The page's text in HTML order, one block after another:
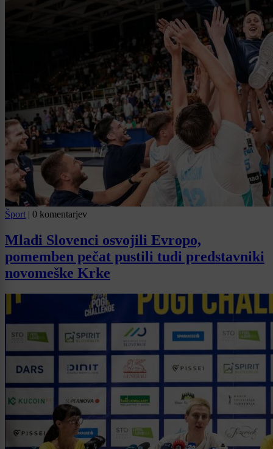
Šport | 0 komentarjev
Mladi Slovenci osvojili Evropo,
pomemben pečat pustili tudi predstavniki
novomeške Krke